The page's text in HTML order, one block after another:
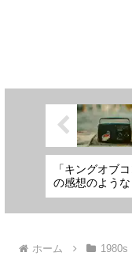
「キングオブ
の感想のような
ホーム 1980s